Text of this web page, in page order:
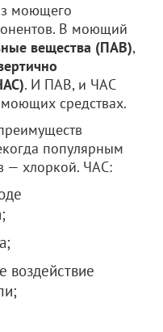
моющего
В моющий
вещества (ПАВ),
. И ПАВ, и ЧАС
средствах.
популярным
— хлоркой. ЧАС:
воздействие